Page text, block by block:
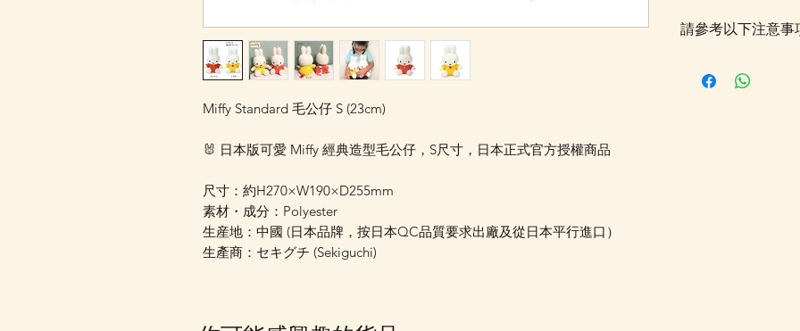
Miffy Standard 毛公仔 S (23cm)
🐰 日本版可愛 Miffy 經典造型毛公仔，S尺寸，日本正式官方授權商品
尺寸：約H270×W190×D255mm
素材・成分：Polyester
生産地：中國 (日本品牌，按日本QC品質要求出廠及從日本平行進口）
生產商：セキグチ (Sekiguchi)
請參考以下注意事
採購及空運到香